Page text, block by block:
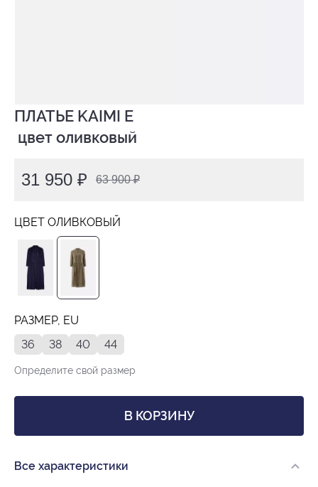
ПЛАТЬЕ KAIMI E
цвет оливковый
31 950 ₽ 63 900 ₽
ЦВЕТ ОЛИВКОВЫЙ
РАЗМЕР, EU
36
38 40 44
Определите свой размер
В КОРЗИНУ
Все характеристики